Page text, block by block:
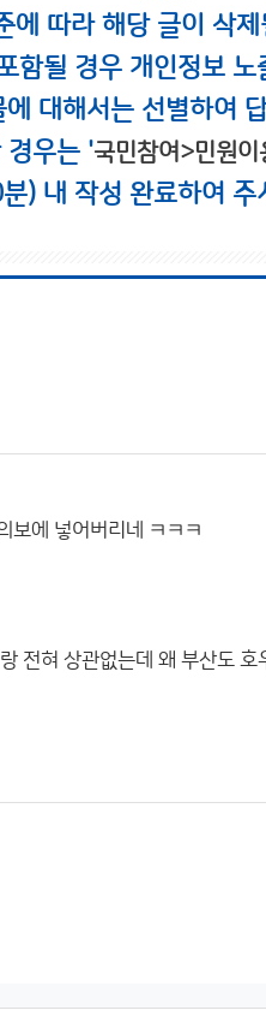
에 따라 해당 글이 삭
함될 경우 개인정보
대해서는 선별하여
경우는 '국민참여>민원이
) 내 작성 완료하여 주
보에 넣어버리네 ㅋㅋㅋ
전혀 상관없는데 왜 부산도 호